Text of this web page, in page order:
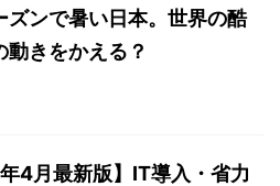
ズンで暑い日本。世界の酷
動きをかえる？
4月最新版】IT導入・省力